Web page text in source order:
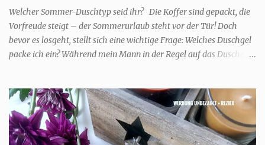
Welcher Sommer-Duschtyp seid ihr? Die Koffer sind gepackt, die
Vorfreude steigt – der Sommerurlaub steht vor der Tür! Doch
bevor es losgeht, stellt sich eine wichtige Frage: Welches Duschgel
packe ich ein? Während mein Mann in der Regel auf das Duschgel
Urlaub Entspannung und Wellness. Falls ihr ähnlich denkt, lasst
uns doch herausfinden, welcher Duschtyp ihr seid. TYP
GENIESSER Egal, ob Strand oder Städtetrip - für euch gehört
gutes Essen, ein guter Wein oder Cocktail, vielleicht ein gutes Buch